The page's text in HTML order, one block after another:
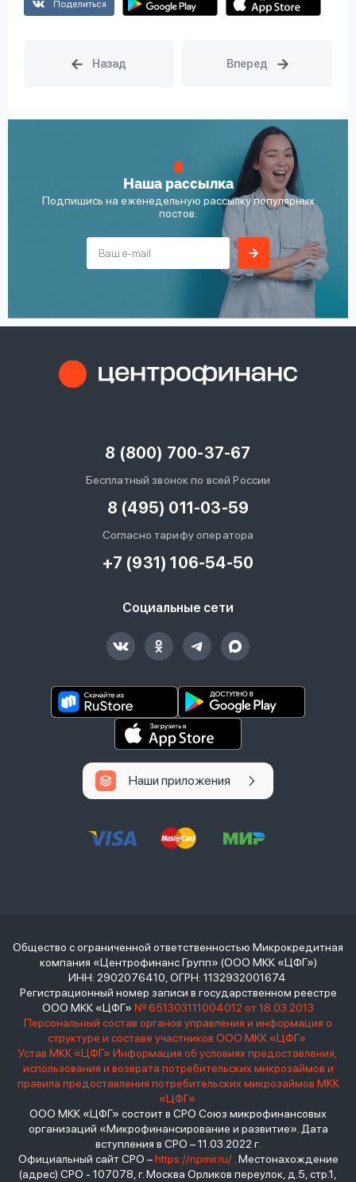
Поделиться
Наша рассылка
Подпишись на еженедельную рассылку популярных
постов:
8 (800) 700-37-67
Бесплатный звонок по всей России
8 (495) 011-03-59
Согласно тарифу оператора
+7 (931) 106-54-50
Социальные сети
Наши приложения
Общество с ограниченной ответственностью Микрокредитная
компания «Центрофинанс Групп» (ООО МКК «ЦФГ»)
ИНН: 2902076410, ОГРН: 1132932001674
Регистрационный номер записи в государственном реестре
ООО МКК «ЦФГ» № 651303111004012 от 18.03.2013
Персональный состав органов управления и информация о
структуре и составе участников ООО МКК «ЦФГ»
Устав МКК «ЦФГ» Информация об условиях предоставления,
использования и возврата потребительских микрозаймов и
правила предоставления потребительских микрозаймов МКК
«ЦФГ»
ООО МКК «ЦФГ» состоит в СРО Союз микрофинансовых
организаций «Микрофинансирование и развитие». Дата
вступления в СРО – 11.03.2022 г.
Официальный сайт СРО –https://npmir.ru/. Местонахождение
(адрес) СРО - 107078, г. Москва Орликов переулок, д.5, стр.1,